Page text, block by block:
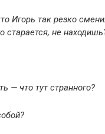
Игорь так резко
старается, не
— что тут странного?